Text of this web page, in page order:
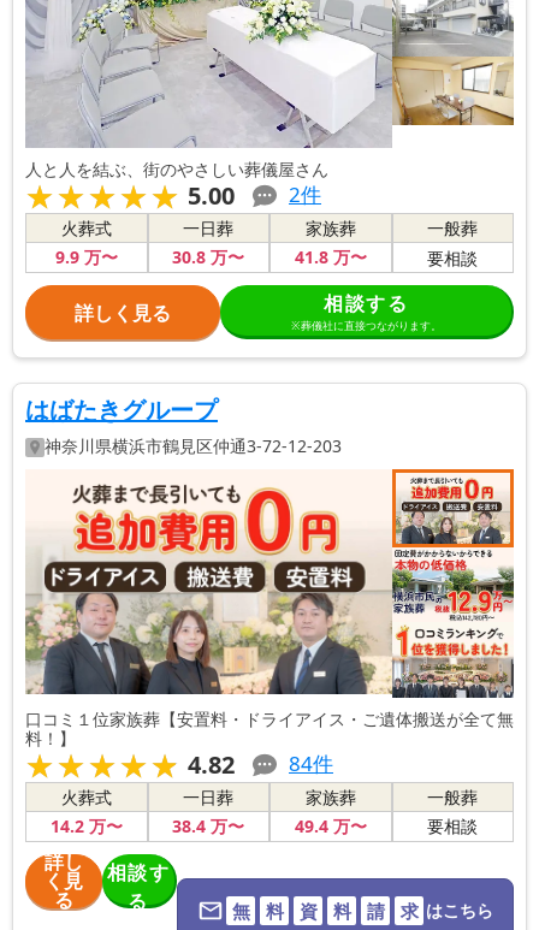
人と人を結ぶ、街のやさしい葬儀屋さん
★★★★★
★★★★★ 5.00 2件
火葬式
9.9万〜
一日葬
30.8 万〜
家族葬
41.8万〜
一般葬
要相談
詳しく見る 相談する
※葬儀社に直接つながります。
はばたきグループ
神奈川県横浜市鶴見区仲通3-72-12-203
口コミ１位家族葬【安置料・ドライアイス・ご遺体搬送が全て無
料！】
★★★★★
★★★★★ 4.82 84件
火葬式
14.2万〜
一日葬
38.4 万〜
家族葬
49.4万〜
一般葬
要相談
詳し
く見
る
相談す
る
無 料 資 料 請 求 はこちら